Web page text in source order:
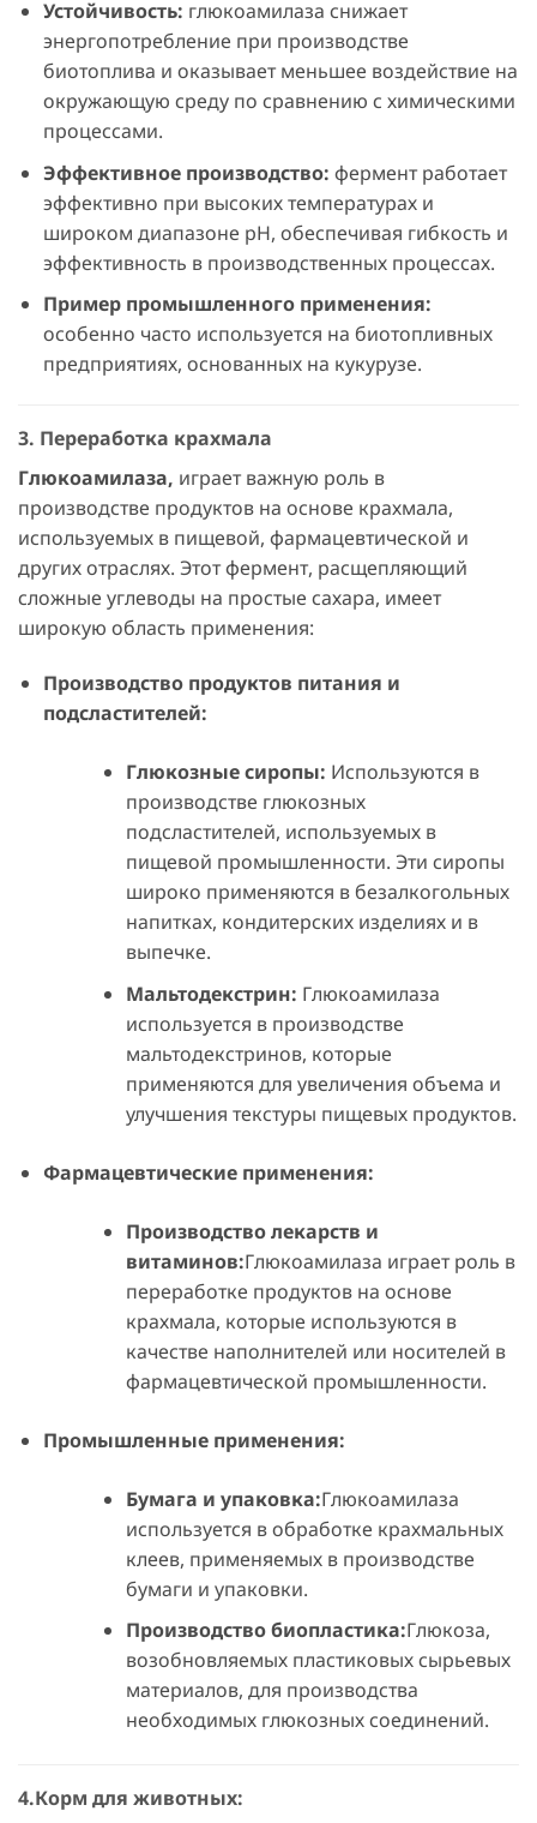
Устойчивость: глюкоамилаза снижает
энергопотребление при производстве
биотоплива и оказывает меньшее воздействие на
окружающую среду по сравнению с химическими
процессами.
Эффективное производство: фермент работает
эффективно при высоких температурах и
широком диапазоне pH, обеспечивая гибкость и
эффективность в производственных процессах.
Пример промышленного применения:
особенно часто используется на биотопливных
предприятиях, основанных на кукурузе.
3. Переработка крахмала
Глюкоамилаза, играет важную роль в
производстве продуктов на основе крахмала,
используемых в пищевой, фармацевтической и
других отраслях. Этот фермент, расщепляющий
сложные углеводы на простые сахара, имеет
широкую область применения:
Производство продуктов питания и
подсластителей:
Глюкозные сиропы: Используются в
производстве глюкозных
подсластителей, используемых в
пищевой промышленности. Эти сиропы
широко применяются в безалкогольных
напитках, кондитерских изделиях и в
выпечке.
Мальтодекстрин: Глюкоамилаза
используется в производстве
мальтодекстринов, которые
применяются для увеличения объема и
улучшения текстуры пищевых продуктов.
Фармацевтические применения:
Производство лекарств и
витаминов:Глюкоамилаза играет роль в
переработке продуктов на основе
крахмала, которые используются в
качестве наполнителей или носителей в
фармацевтической промышленности.
Промышленные применения:
Бумага и упаковка:Глюкоамилаза
используется в обработке крахмальных
клеев, применяемых в производстве
бумаги и упаковки.
Производство биопластика:Глюкоза,
возобновляемых пластиковых сырьевых
материалов, для производства
необходимых глюкозных соединений.
4.Корм для животных: